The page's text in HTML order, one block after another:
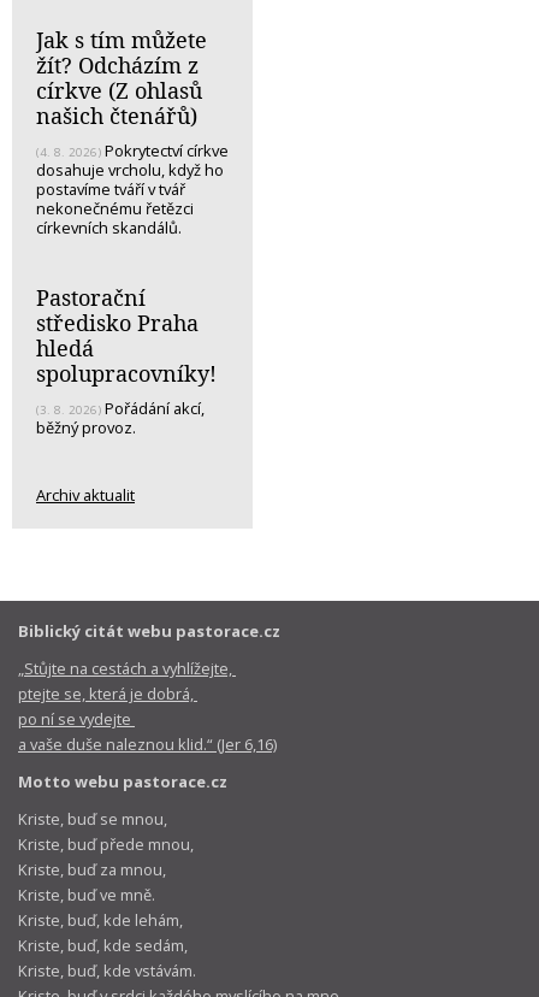
Jak s tím můžete
žít? Odcházím z
církve (Z ohlasů
našich čtenářů)
(4. 8. 2026) Pokrytectví církve
dosahuje vrcholu, když ho
postavíme tváří v tvář
nekonečnému řetězci
církevních skandálů.
Pastorační
středisko Praha
hledá
spolupracovníky!
(3. 8. 2026) Pořádání akcí,
běžný provoz.
Archiv aktualit
Biblický citát webu pastorace.cz
„Stůjte na cestách a vyhlížejte,
ptejte se, která je dobrá,
po ní se vydejte
a vaše duše naleznou klid.“ (Jer 6,16)
Motto webu pastorace.cz
Kriste, buď se mnou,
Kriste, buď přede mnou,
Kriste, buď za mnou,
Kriste, buď ve mně.
Kriste, buď, kde lehám,
Kriste, buď, kde sedám,
Kriste, buď, kde vstávám.